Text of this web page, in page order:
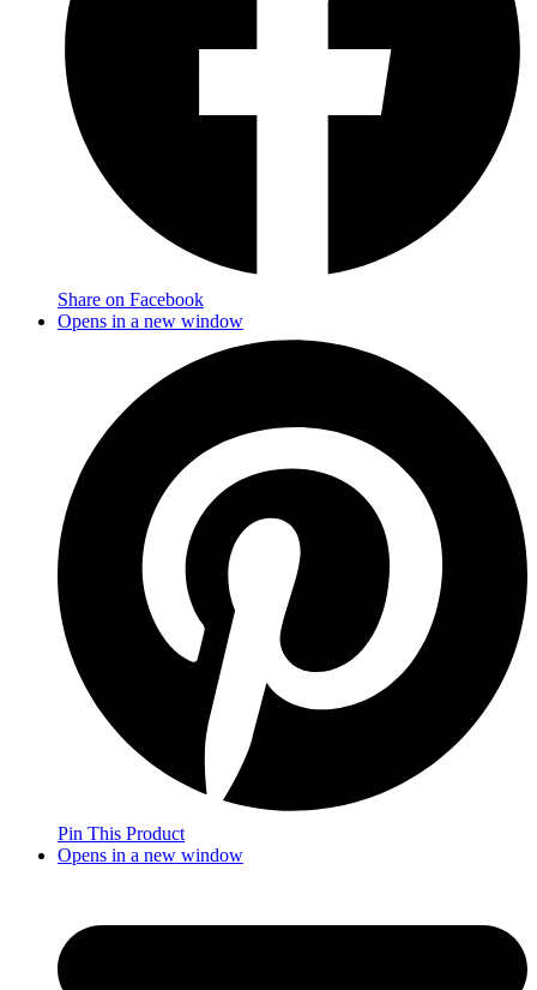
Share on Facebook
Opens in a new window
Pin This Product
Opens in a new window